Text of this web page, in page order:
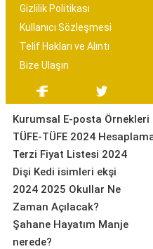
Gizlilik Politikası
Kullanıcı Sözleşmesi
Telif Hakları ve Alıntı
Bize Ulaşın
Kurumsal E-posta Örnekleri
TÜFE-TÜFE 2024
Terzi Fiyat Listesi 2024
Dişi Kedi isimleri ekşi
2024 2025 Okullar Ne
Zaman Açılacak?
Şahane Hayatım Manje
nerede?